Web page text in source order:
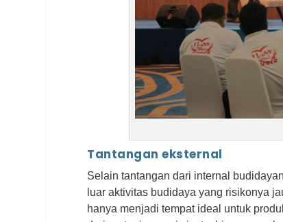
Tantangan eksternal
Selain tantangan dari internal
luar aktivitas budidaya yang risikonya
hanya menjadi tempat ideal untuk